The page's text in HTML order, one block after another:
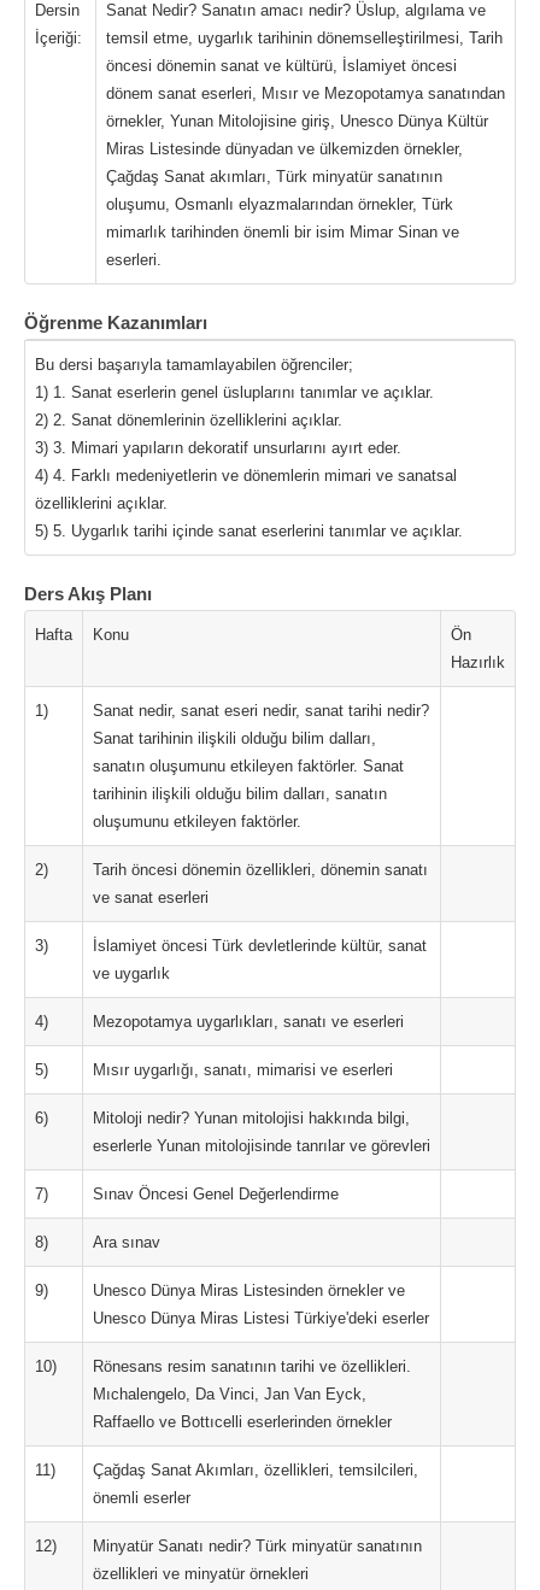
Dersin
İçeriği:
Sanat Nedir? Sanatın amacı nedir? Üslup, algılama ve
temsil etme, uygarlık tarihinin dönemselleştirilmesi, Tarih
öncesi dönemin sanat ve kültürü, İslamiyet öncesi
dönem sanat eserleri, Mısır ve Mezopotamya sanatından
örnekler, Yunan Mitolojisine giriş, Unesco Dünya Kültür
Miras Listesinde dünyadan ve ülkemizden örnekler,
Çağdaş Sanat akımları, Türk minyatür sanatının
oluşumu, Osmanlı elyazmalarından örnekler, Türk
mimarlık tarihinden önemli bir isim Mimar Sinan ve
eserleri.
Öğrenme Kazanımları
Bu dersi başarıyla tamamlayabilen öğrenciler;
1) 1. Sanat eserlerin genel üsluplarını tanımlar ve açıklar.
2) 2. Sanat dönemlerinin özelliklerini açıklar.
3) 3. Mimari yapıların dekoratif unsurlarını ayırt eder.
4) 4. Farklı medeniyetlerin ve dönemlerin mimari ve sanatsal
özelliklerini açıklar.
5) 5. Uygarlık tarihi içinde sanat eserlerini tanımlar ve açıklar.
Ders Akış Planı
Hafta Konu
Ön
Hazırlık
1)
Sanat nedir, sanat eseri nedir, sanat tarihi nedir?
Sanat tarihinin ilişkili olduğu bilim dalları,
sanatın oluşumunu etkileyen faktörler. Sanat
tarihinin ilişkili olduğu bilim dalları, sanatın
oluşumunu etkileyen faktörler.
2)
Tarih öncesi dönemin özellikleri, dönemin sanatı
ve sanat eserleri
3)
İslamiyet öncesi Türk devletlerinde kültür, sanat
ve uygarlık
4) Mezopotamya uygarlıkları, sanatı ve eserleri
5) Mısır uygarlığı, sanatı, mimarisi ve eserleri
6)
Mitoloji nedir? Yunan mitolojisi hakkında bilgi,
eserlerle Yunan mitolojisinde tanrılar ve görevleri
7) Sınav Öncesi Genel Değerlendirme
8) Ara sınav
9)
Unesco Dünya Miras Listesinden örnekler ve
Unesco Dünya Miras Listesi Türkiye'deki eserler
10)
Rönesans resim sanatının tarihi ve özellikleri.
Mıchalengelo, Da Vinci, Jan Van Eyck,
Raffaello ve Bottıcelli eserlerinden örnekler
11)
Çağdaş Sanat Akımları, özellikleri, temsilcileri,
önemli eserler
12)
Minyatür Sanatı nedir? Türk minyatür sanatının
özellikleri ve minyatür örnekleri